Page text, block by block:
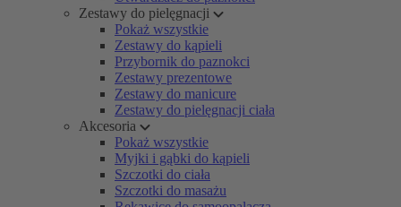
Zestawy do pielęgnacji
Pokaż wszystkie
Zestawy do kąpieli
Przybornik do paznokci
Zestawy prezentowe
Zestawy do manicure
Zestawy do pielęgnacji ciała
Akcesoria
Pokaż wszystkie
Myjki i gąbki do kąpieli
Szczotki do ciała
Szczotki do masażu